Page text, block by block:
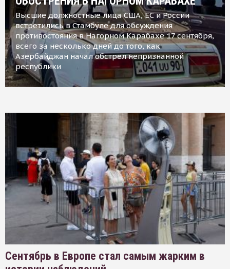
Высшие должностные лица США, ЕС и России
встретились в Стамбуле для обсуждения
противостояния в Нагорном Карабахе 17 сентября,
всего за несколько дней до того, как
Азербайджан начал обстрел непризнанной
республики
Сентябрь в Европе стал самым жарким в